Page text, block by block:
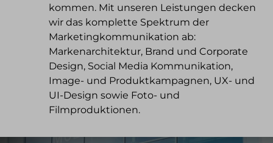
kommen. Mit unseren Leistungen decken
wir das komplette Spektrum der
Marketingkommunikation ab:
Markenarchitektur, Brand und Corporate
Design, Social Media Kommunikation,
Image- und Produktkampagnen, UX- und
UI-Design sowie Foto- und
Filmproduktionen.